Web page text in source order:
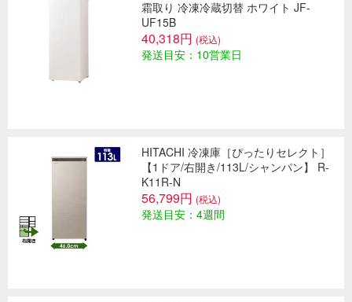
霜取り 冷凍冷蔵切替 ホワイト JF-
UF15B
40,318円 (税込)
発送目安：10営業日
HITACHI 冷凍庫［ぴったりセレクト］
【1ドア/右開き/113L/シャンパン】 R-
K11R-N
56,799円 (税込)
発送目安：4週間